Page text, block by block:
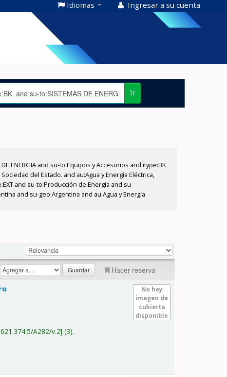
Idiomas Ingresar a su cuenta
Ir
ENERGIA and su-to:Equipos y Accesorios and itype:BK
del Estado. and au:Agua y Energía Eléctrica,
and su-to:Producción de Energía and su-
and su-geo:Argentina and au:Agua y Energía
Hacer reserva
No hay
imagen de
cubierta
disponible
621.374.5/A282/v.2 (3).